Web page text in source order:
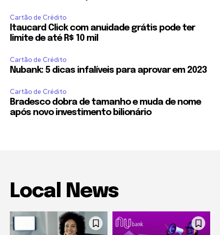
Cartão de Crédito
Itaucard Click com anuidade grátis pode ter
limite de até R$ 10 mil
Cartão de Crédito
Nubank: 5 dicas infalíveis para aprovar em 2023
Cartão de Crédito
Bradesco dobra de tamanho e muda de nome
após novo investimento bilionário
Local News